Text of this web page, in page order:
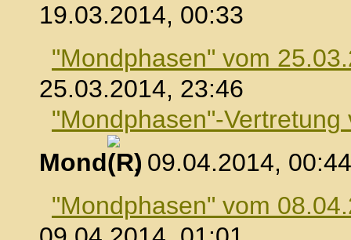
19.03.2014, 00:33
"Mondphasen" vom
25.03.2014, 23:46
"Mondphasen"-
Mond
, 09.04.2014, 00:44
"Mondphasen" vom